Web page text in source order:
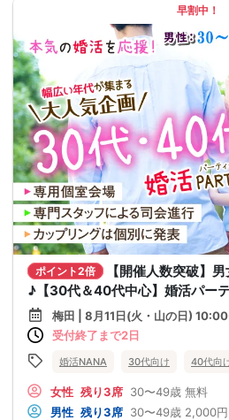
早割中！
ポイント2倍
【開催人数突破】
♪【30代＆40代中心】婚活パー
梅田 | 8月11日(火・山の日)
受付終了まで2日
婚活NANA 30代向け 40代向
女性 残り3席 30〜49歳 無料
男性 残り3席 30〜49歳 2,000円